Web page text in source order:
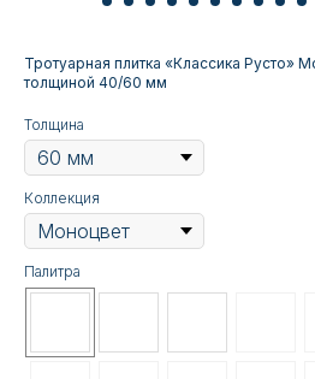
Тротуарная плитка «Классика Русто»
толщиной 40/60 мм
Толщина
Коллекция
Палитра